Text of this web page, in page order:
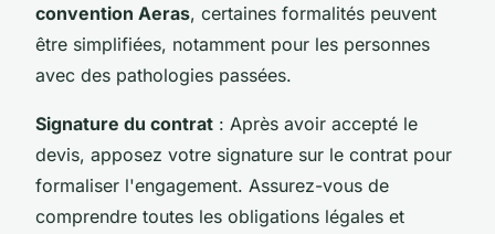
convention Aeras, certaines formalités peuvent
être simplifiées, notamment pour les personnes
avec des pathologies passées.
Signature du contrat : Après avoir accepté le
devis, apposez votre signature sur le contrat pour
formaliser l'engagement. Assurez-vous de
comprendre toutes les obligations légales et